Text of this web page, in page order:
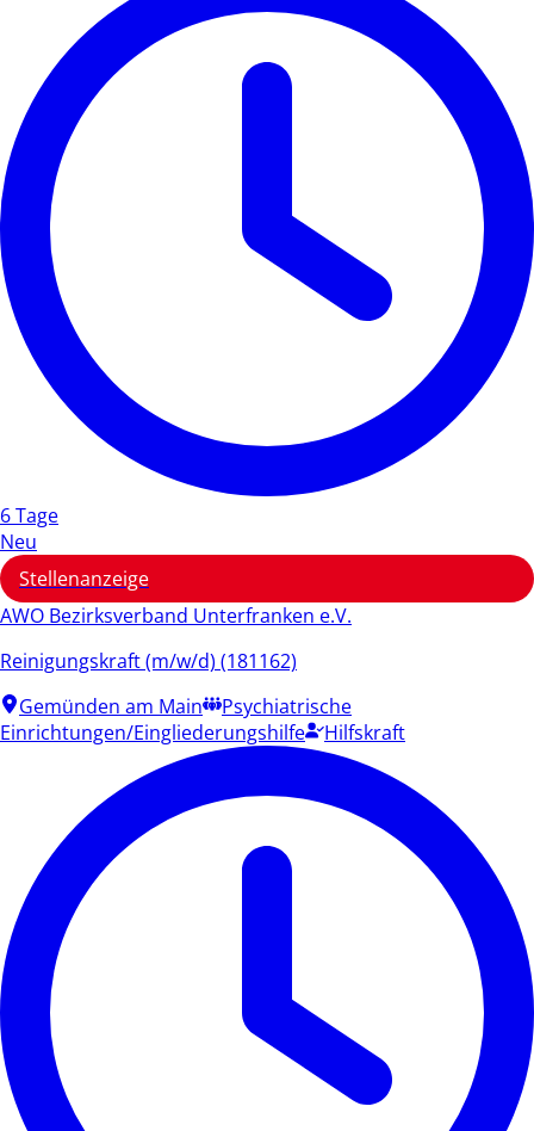
6 Tage
Neu
Stellenanzeige
AWO Bezirksverband Unterfranken e.V.
Reinigungskraft (m/w/d) (181162)
Gemünden am Main
Psychiatrische
Einrichtungen/Eingliederungshilfe
Hilfskraft